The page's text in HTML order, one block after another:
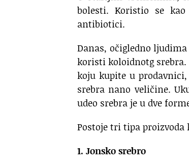
bolesti. Koristio se
antibiotici.
Danas, očigledno
koristi koloidnotg srebra.
koju kupite u
srebra nano veličine.
udeo srebra je u dve
Postoje tri tipa proizvoda
1. Jonsko srebro